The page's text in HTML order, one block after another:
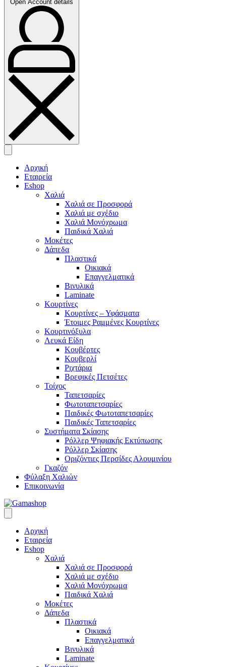
Open Account details
Αρχική
Εταιρεία
Eshop
Χαλιά
Χαλιά σε Προσφορά
Χαλιά με σχέδιο
Χαλιά Μονόχρωμα
Παιδικά Χαλιά
Μοκέτες
Δάπεδα
Πλαστικά
Οικιακά
Επαγγελματικά
Βινυλικά
Laminate
Κουρτίνες
Κουρτίνες – Υφάσματα
Έτοιμες Ραμμένες Κουρτίνες
Κουρτινόξυλα
Λευκά Είδη
Κουβέρτες
Κουβερλί
Ριχτάρια
Βρεφικές Πετσέτες
Τοίχος
Ταπετσαρίες
Φωτοταπετσαρίες
Παιδικές Φωτοταπετσαρίες
Παιδικές Ταπετσαρίες
Συστήματα Σκίασης
Ρόλλερ Ψηφιακής Εκτύπωσης
Ρόλλερ Σκίασης
Οριζόντιες Περσίδες Αλουμινίου
Γκαζόν
Φύλαξη Χαλιών
Επικοινωνία
Αρχική
Εταιρεία
Eshop
Χαλιά
Χαλιά σε Προσφορά
Χαλιά με σχέδιο
Χαλιά Μονόχρωμα
Παιδικά Χαλιά
Μοκέτες
Δάπεδα
Πλαστικά
Οικιακά
Επαγγελματικά
Βινυλικά
Laminate